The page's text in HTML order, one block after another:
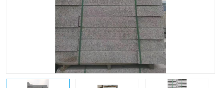
pc仿石砖